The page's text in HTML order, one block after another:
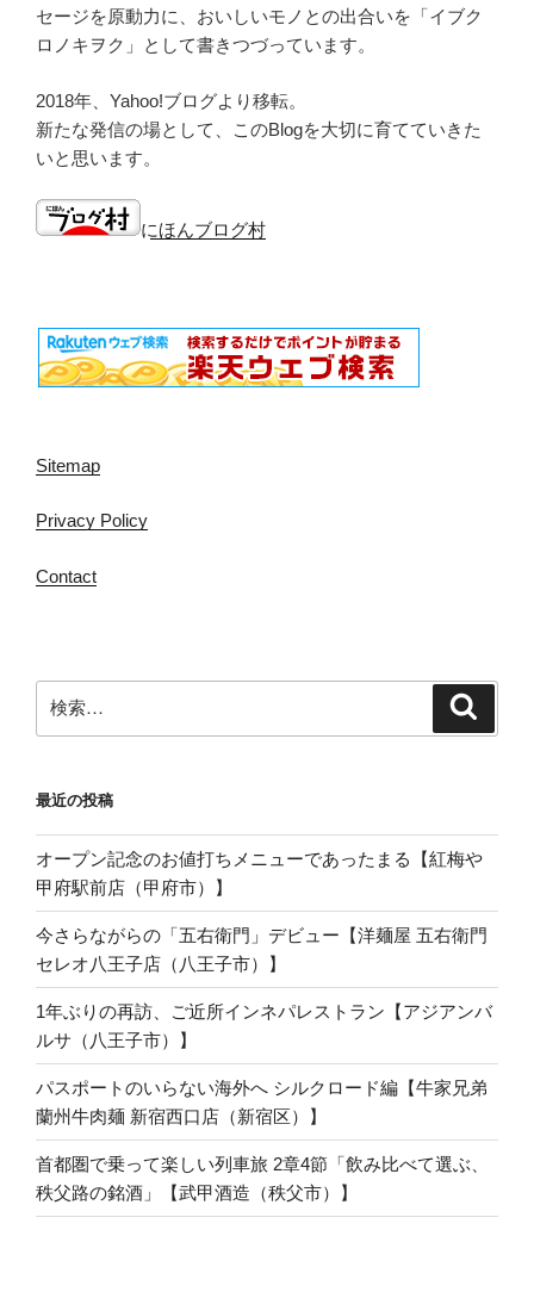
セージを原動力に、おいしいモノとの出合いを「イブク
ロノキヲク」として書きつづっています。
2018年、Yahoo!ブログより移転。
新たな発信の場として、このBlogを大切に育てていきた
いと思います。
にほんブログ村
Sitemap
Privacy Policy
Contact
索:
最近の投稿
オープン記念のお値打ちメニューであったまる【紅梅や
甲府駅前店（甲府市）】
今さらながらの「五右衛門」デビュー【洋麺屋 五右衛門
セレオ八王子店（八王子市）】
1年ぶりの再訪、ご近所インネパレストラン【アジアンバ
ルサ（八王子市）】
パスポートのいらない海外へ シルクロード編【牛家兄弟
蘭州牛肉麺 新宿西口店（新宿区）】
首都圏で乗って楽しい列車旅 2章4節「飲み比べて選ぶ、
秩父路の銘酒」【武甲酒造（秩父市）】